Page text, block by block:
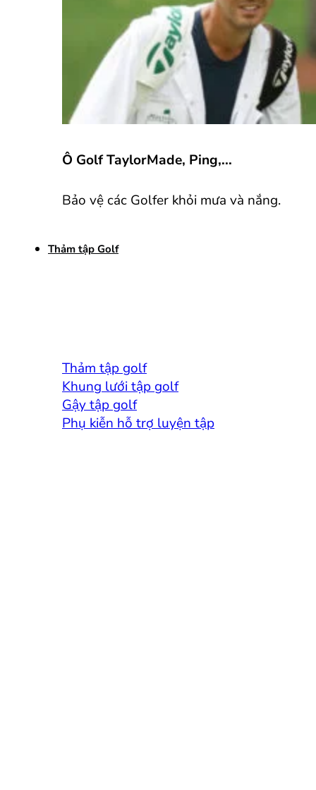
Ô Golf TaylorMade, Ping,...
Bảo vệ các Golfer khỏi mưa và nắng.
Thảm tập Golf
Thảm tập golf
Khung lưới tập golf
Gậy tập golf
Phụ kiễn hỗ trợ luyện tập